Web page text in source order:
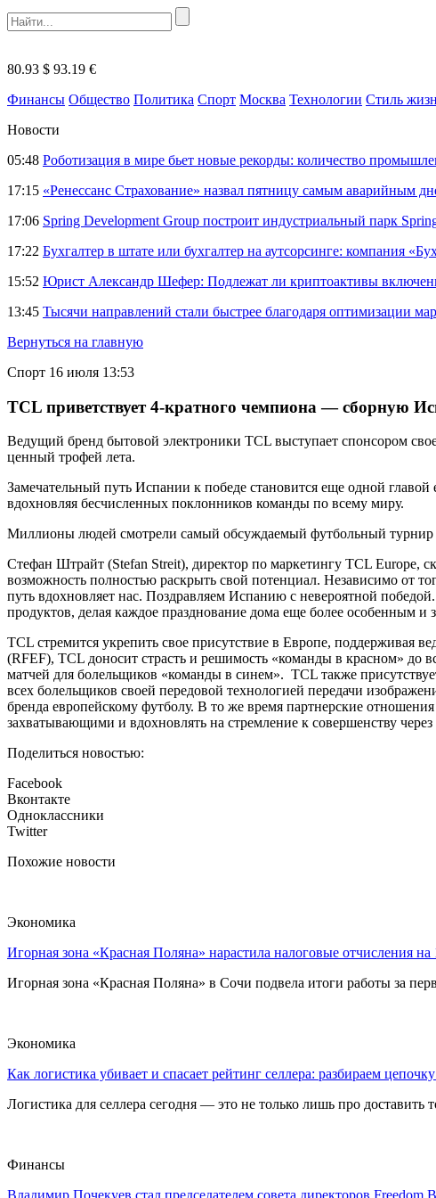
80.93 $ 93.19 €
Финансы Общество Политика Спорт Москва Технологии Стиль
Новости
05:48 Роботизация в мире бьет новые рекорды: количество
17:15 «Ренессанс Страхование» назвал пятницу самым аварийным
17:06 Spring Development Group построит индустриальный парк
17:22 Бухгалтер в штате или бухгалтер на аутсорсинге: компания
15:52 Юрист Александр Шефер: Подлежат ли криптоактивы
13:45 Тысячи направлений стали быстрее благодаря оптимизации
Вернуться на главную
Спорт 16 июля 13:53
TCL приветствует 4-кратного чемпиона — сборную
Ведущий бренд бытовой электроники TCL выступает спонсором
ценный трофей лета.
Замечательный путь Испании к победе становится еще одной
вдохновляя бесчисленных поклонников команды по всему миру.
Миллионы людей смотрели самый обсуждаемый футбольный турнир
Стефан Штрайт (Stefan Streit), директор по маркетингу TCL Europe,
возможность полностью раскрыть свой потенциал. Независимо от
путь вдохновляет нас. Поздравляем Испанию с невероятной
продуктов, делая каждое празднование дома еще более
TCL стремится укрепить свое присутствие в Европе, поддерживая
(RFEF), TCL доносит страсть и решимость «команды в красном» до
матчей для болельщиков «команды в синем». TCL также
всех болельщиков своей передовой технологией передачи
бренда европейскому футболу. В то же время партнерские
захватывающими и вдохновлять на стремление к совершенству через
Поделиться новостью:
Facebook
Вконтакте
Одноклассники
Twitter
Похожие новости
Экономика
Игорная зона «Красная Поляна» нарастила налоговые отчисления
Игорная зона «Красная Поляна» в Сочи подвела итоги работы за
Экономика
Как логистика убивает и спасает рейтинг селлера: разбираем
Логистика для селлера сегодня — это не только лишь про
Финансы